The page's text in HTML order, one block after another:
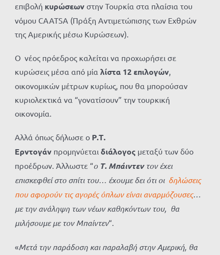
επιβολή κυρώσεων στην Τουρκία στα πλαίσια του
νόμου CAATSA (Πράξη Αντιμετώπισης των Εχθρών
της Αμερικής μέσω Κυρώσεων).
Ο νέος πρόεδρος καλείται να προχωρήσει σε
κυρώσεις μέσα από μία λίστα 12 επιλογών,
οικονομικών μέτρων κυρίως, που θα μπορούσαν
κυριολεκτικά να “γονατίσουν” την τουρκική
οικονομία.
Αλλά όπως δήλωσε ο Ρ.Τ.
Ερντογάν προμηνύεται διάλογος μεταξύ των δύο
προέδρων. Άλλωστε “ο Τ. Μπάιντεντον έχει
επισκεφθεί στο σπίτι του… έχουμε δει ότι οι δηλώσεις
που αφορούν τις αγορές όπλων είναι αναρμόζουσες…
με την ανάληψη των νέων καθηκόντων του, θα
μιλήσουμε με τον Μπαίντεν“.
«Μετά την παράδοση και παραλαβή στην Αμερική, θα